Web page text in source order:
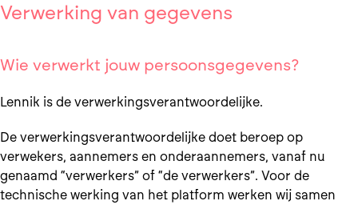
Verwerking van gegevens
Wie verwerkt jouw persoonsgegevens?
Lennik is de verwerkingsverantwoordelijke.
De verwerkingsverantwoordelijke doet beroep op
verwekers, aannemers en onderaannemers, vanaf nu
genaamd “verwerkers” of “de verwerkers”. Voor de
technische werking van het platform werken wij samen